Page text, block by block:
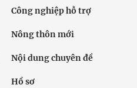
Công nghiệp hỗ trợ
Nông thôn mới
Nội dung chuyên đề
Hồ sơ